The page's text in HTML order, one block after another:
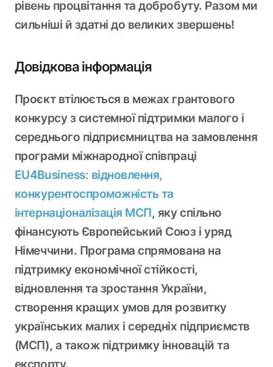
рівень процвітання та добробуту. Разом ми
сильніші й здатні до великих звершень!
Довідкова інформація
Проєкт втілюється в межах грантового
конкурсу з системної підтримки малого і
середнього підприємництва на замовлення
програми міжнародної співпраці
EU4Business: відновлення,
конкурентоспроможність та
інтернаціоналізація МСП, яку спільно
фінансують Європейський Союз і уряд
Німеччини. Програма спрямована на
підтримку економічної стійкості,
відновлення та зростання України,
створення кращих умов для розвитку
українських малих і середніх підприємств
(МСП), а також підтримку інновацій та
експорту.